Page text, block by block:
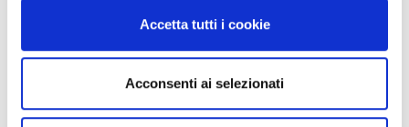
Accetta tutti i cookie
Acconsenti ai selezionati